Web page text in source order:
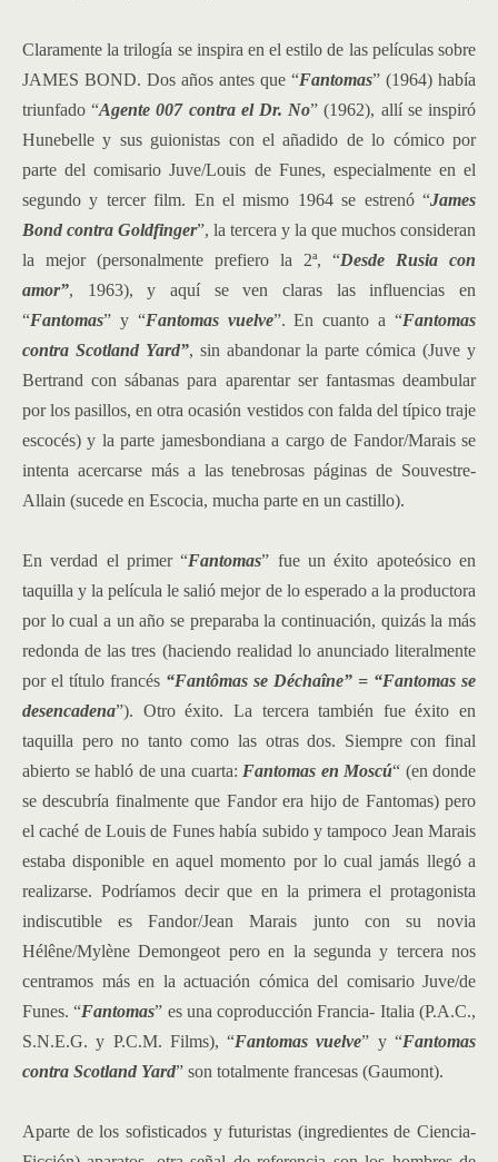
Claramente la trilogía se inspira en el estilo de las películas sobre
JAMES BOND. Dos años antes que “Fantomas” (1964) había
triunfado “Agente 007 contra el Dr. No” (1962), allí se inspiró
Hunebelle y sus guionistas con el añadido de lo cómico por
parte del comisario Juve/Louis de Funes, especialmente en el
segundo y tercer film. En el mismo 1964 se estrenó “James
Bond contra Goldfinger”, la tercera y la que muchos consideran
la mejor (personalmente prefiero la 2ª, “Desde Rusia con
amor”, 1963), y aquí se ven claras las influencias en
“Fantomas” y “Fantomas vuelve”. En cuanto a “Fantomas
contra Scotland Yard”, sin abandonar la parte cómica (Juve y
Bertrand con sábanas para aparentar ser fantasmas deambular
por los pasillos, en otra ocasión vestidos con falda del típico traje
escocés) y la parte jamesbondiana a cargo de Fandor/Marais se
intenta acercarse más a las tenebrosas páginas de Souvestre-
Allain (sucede en Escocia, mucha parte en un castillo).
En verdad el primer “Fantomas” fue un éxito apoteósico en
taquilla y la película le salió mejor de lo esperado a la productora
por lo cual a un año se preparaba la continuación, quizás la más
redonda de las tres (haciendo realidad lo anunciado literalmente
por el título francés “Fantômas se Déchaîne” = “Fantomas se
desencadena”). Otro éxito. La tercera también fue éxito en
taquilla pero no tanto como las otras dos. Siempre con final
abierto se habló de una cuarta: Fantomas en Moscú“ (en donde
se descubría finalmente que Fandor era hijo de Fantomas) pero
el caché de Louis de Funes había subido y tampoco Jean Marais
estaba disponible en aquel momento por lo cual jamás llegó a
realizarse. Podríamos decir que en la primera el protagonista
indiscutible es Fandor/Jean Marais junto con su novia
Hélêne/Mylène Demongeot pero en la segunda y tercera nos
centramos más en la actuación cómica del comisario Juve/de
Funes. “Fantomas” es una coproducción Francia- Italia (P.A.C.,
S.N.E.G. y P.C.M. Films), “Fantomas vuelve” y “Fantomas
contra Scotland Yard” son totalmente francesas (Gaumont).
Aparte de los sofisticados y futuristas (ingredientes de Ciencia-